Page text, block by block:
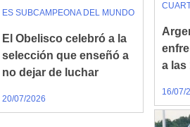
ES SUBCAMPEONA DEL MUNDO
El Obelisco celebró a la
selección que enseñó a
no dejar de luchar
20/07/2026
a las
16/07/